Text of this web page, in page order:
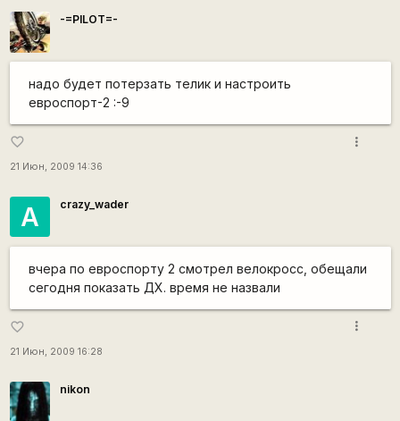
-=PILOT=-
надо будет потерзать телик и настроить
евроспорт-2 :-9
favorite_border
21 Июн, 2009 14:36
more_vert
А crazy_wader
вчера по евроспорту 2 смотрел велокросс, обещали
сегодня показать ДХ. время не назвали
favorite_border
21 Июн, 2009 16:28
more_vert
nikon